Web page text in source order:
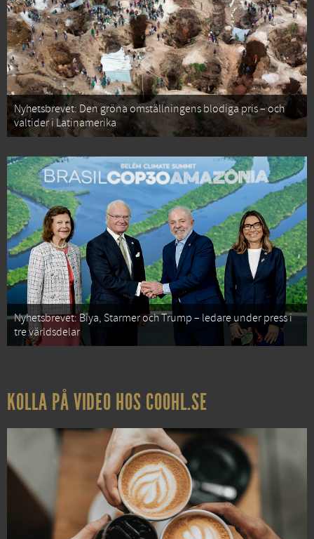
Nyhetsbrevet: Den gröna omställningens blodiga pris – och
valtider i Latinamerika
Nyhetsbrevet: Biya, Starmer och Trump – ledare under press i
tre världsdelar
KOLLA PÅ VIDEO HOS COOHL.SE